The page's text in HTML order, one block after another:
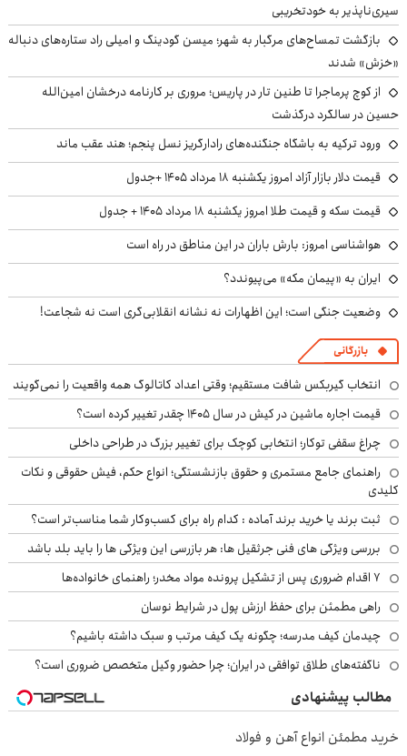
سیری‌ناپذیر به خودتخریبی
بازگشت تمساح‌های مرگبار به شهر؛ میسن گودینگ و امیلی راد ستاره‌های دنباله
«خزش» شدند
از کوچ‌ پرماجرا تا طنین تار در پاریس؛ مروری بر کارنامه درخشان امین‌الله
حسین در سالگرد درگذشت
ورود ترکیه به باشگاه جنگنده‌های رادارگریز نسل پنجم؛ هند عقب ماند
قیمت دلار بازار آزاد امروز یکشنبه ۱۸ مرداد ۱۴۰۵ +جدول
قیمت سکه و قیمت طلا امروز یکشنبه ۱۸ مرداد ۱۴۰۵ + جدول
هواشناسی امروز: بارش باران در این مناطق در راه است
ایران به «پیمان مکه» می‌پیوندد؟
وضعیت جنگی است؛ این اظهارات نه نشانه انقلابی‌گری است نه شجاعت!
بازرگانی
انتخاب گیربکس شافت مستقیم؛ وقتی اعداد کاتالوگ همه واقعیت را نمی‌گویند
قیمت اجاره ماشین در کیش در سال ۱۴۰۵ چقدر تغییر کرده است؟
چراغ سقفی توکار؛ انتخابی کوچک برای تغییر بزرگ در طراحی داخلی
راهنمای جامع مستمری و حقوق بازنشستگی؛ انواع حکم، فیش حقوقی و نکات
کلیدی
ثبت برند یا خرید برند آماده : کدام راه برای کسب‌وکار شما مناسب‌تر است؟
بررسی ویژگی های فنی جرثقیل ها: هر بازرسی این ویژگی ها را باید بلد باشد
۷ اقدام ضروری پس از تشکیل پرونده مواد مخدر؛ راهنمای خانواده‌ها
راهی مطمئن برای حفظ ارزش پول در شرایط نوسان
چیدمان کیف مدرسه؛ چگونه یک کیف مرتب و سبک داشته باشیم؟
ناگفته‌های طلاق توافقی در ایران؛ چرا حضور وکیل متخصص ضروری است؟
مطالب پیشنهادی
خرید مطمئن انواع آهن و فولاد